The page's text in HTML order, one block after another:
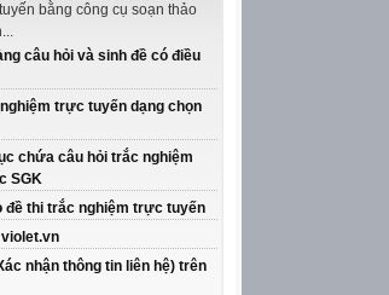
bằng công cụ soạn thảo
câu hỏi và sinh đề có điều
trực tuyến dạng chọn
chứa câu hỏi trắc nghiệm
SGK
đề thi trắc nghiệm trực tuyến
nhận thông tin liên hệ) trên